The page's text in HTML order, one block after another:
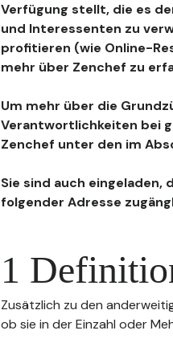
Verfügung stellt, die es
und Interessenten zu
profitieren (wie Online-
mehr über Zenchef zu
Um mehr über die
Verantwortlichkeiten bei
Zenchef unter den im
Sie sind auch
folgender Adresse
1
Zusätzlich zu den
ob sie in der Einzahl oder